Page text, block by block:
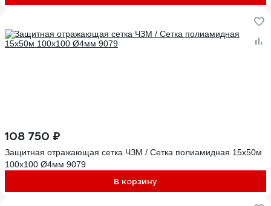
108 750 ₽
Защитная отражающая сетка ЧЗМ / Сетка полиамидная 15х50м
100х100 Ø4мм 9079
В корзину